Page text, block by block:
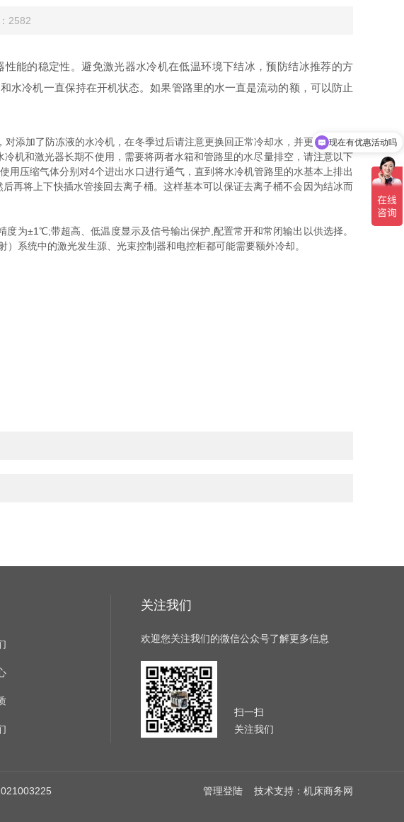
2582
能的稳定性。避免激光器水冷机在低温环境下结冰，预防结冰推荐的方
水冷机一直保持在开机状态。如果管路里的水一直是流动的额，可以防止
添加了防冻液的水冷机，在冬季过后请注意更换回正常冷却水，并更改回原参
机和激光器长期不使用，需要将两者水箱和管路里的水尽量排空，请注意以下
压缩气体分别对4个进出水口进行通气，直到将水冷机管路里的水基本上排出
再将上下快插水管接回去离子桶。这样基本可以保证去离子桶不会因为结冰而
为±1℃;带超高、低温度显示及信号输出保护,配置常开和常闭输出以供选择。
系统中的激光发生源、光束控制器和电控柜都可能需要额外冷却。
关注我们
欢迎您关注我们的微信公众号了解更多信息
扫一扫
关注我们
管理登陆 技术支持： 机床商务网
现在有优惠活动吗